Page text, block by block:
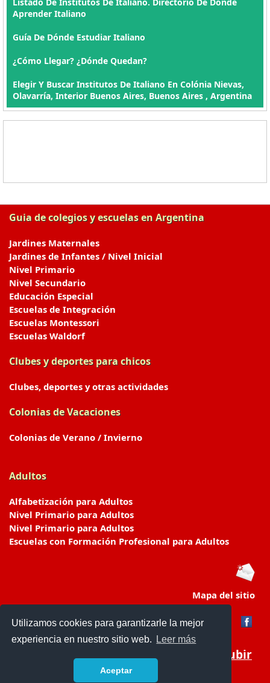
Utilizamos cookies para garantizarle la mejor
experiencia en nuestro sitio web.
Leer más
Aceptar
Aprender Italiano
Guía De Dónde Estudiar Italiano
¿Cómo Llegar? ¿Dónde Quedan?
Elegir Y Buscar Institutos De Italiano En Colónia Nievas,
Olavarría, Interior Buenos Aires, Buenos Aires , Argentina
Guia de colegios y escuelas en Argentina
Jardines Maternales
Jardines de Infantes / Nivel Inicial
Nivel Primario
Nivel Secundario
Educación Especial
Escuelas de Integración
Escuelas Montessori
Escuelas Waldorf
Clubes y deportes para chicos
Clubes, deportes y otras actividades
Colonias de Vacaciones
Colonias de Verano / Invierno
Adultos
Alfabetización para Adultos
Nivel Primario para Adultos
Nivel Primario para Adultos
Escuelas con Formación Profesional para Adultos
Mapa del sitio
Subir